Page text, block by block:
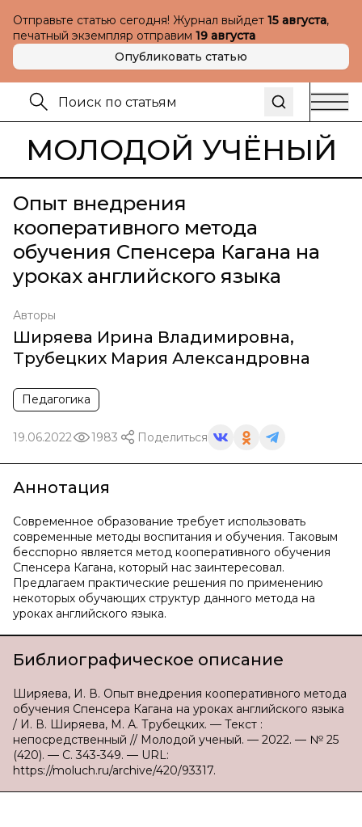
Отправьте статью сегодня! Журнал выйдет 15 августа,
печатный экземпляр отправим 19 августа
Опубликовать статью
МОЛОДОЙ УЧЁНЫЙ
Опыт внедрения
кооперативного метода
обучения Спенсера Кагана на
уроках английского языка
Авторы
Ширяева Ирина Владимировна,
Трубецких Мария Александровна
Педагогика
19.06.2022 1983 Поделиться
Аннотация
Современное образование требует использовать
современные методы воспитания и обучения. Таковым
бесспорно является метод кооперативного обучения
Спенсера Кагана, который нас заинтересовал.
Предлагаем практические решения по применению
некоторых обучающих структур данного метода на
уроках английского языка.
Библиографическое описание
Ширяева, И. В. Опыт внедрения кооперативного метода
обучения Спенсера Кагана на уроках английского языка
/ И. В. Ширяева, М. А. Трубецких. — Текст :
непосредственный // Молодой ученый. — 2022. — № 25
(420). — С. 343-349. — URL:
https://moluch.ru/archive/420/93317.